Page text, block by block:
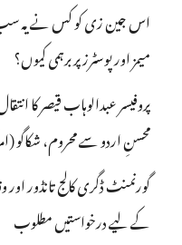
اس جین زی کو کس نے یہ سب
میمز اور پوسٹرز پر برہمی کیوں؟
پروفیسر عبدالوہاب قیصر کا
محسنِ اردو سے محروم، شکاگو
گورنمنٹ ڈگری کالج تانڈور
کے لیے درخواستیں مطلوب